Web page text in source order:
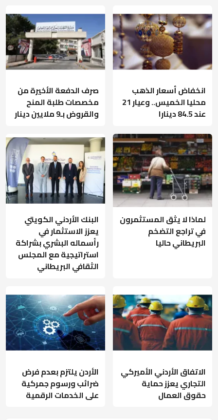
انخفاض أسعار الذهب
محليا الخميس.. وعيار 21
عند 84.5 دينارا
صرف الدفعة الأخيرة من
مخصصات طلبة المنح
والقروض بـ9 ملايين دينار
لماذا لا يثق المستثمرون
في تراجع التضخم
البريطاني حاليا
البنك الأردني الكويتي
يعزز الاستثمار في
رأسماله البشري بشراكة
استراتيجية مع المجلس
الثقافي البريطاني
الاتفاق الأردني الأميركي
التجاري يعزز حماية
حقوق العمال
الأردن يلتزم بعدم فرض
ضرائب ورسوم جمركية
على الخدمات الرقمية